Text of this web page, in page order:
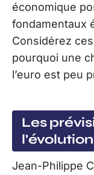
économique
fondamentaux
Considérez
pourquoi une
l’euro est peu
Les
Jean-Philippe